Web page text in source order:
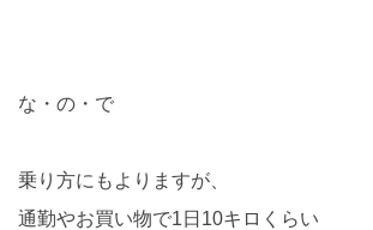
な・の・で
乗り方にもよりますが、
通勤やお買い物で1日10キロくらい